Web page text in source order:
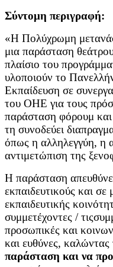
Σύντομη περιγραφή:
«Η Πολύχρωμη
μια παράσταση
πλαίσιο του
υλοποιούν το
Εκπαίδευση σε
του ΟΗΕ για τους
παράσταση φόρουμ και
τη συνοδεύει
όπως η αλληλεγγύη, η
αντιμετώπιση της
Η παράσταση
εκπαιδευτικούς και σε
εκπαιδευτικής
συμμετέχοντες /
προσωπικές και
και ευθύνες, καλώντας
παράσταση και να